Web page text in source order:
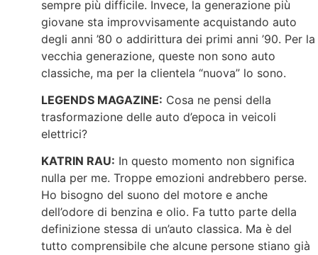
sempre più difficile. Invece, la generazione più
giovane sta improvvisamente acquistando auto
degli anni ’80 o addirittura dei primi anni ’90. Per la
vecchia generazione, queste non sono auto
classiche, ma per la clientela “nuova” lo sono.
LEGENDS MAGAZINE: Cosa ne pensi della
trasformazione delle auto d’epoca in veicoli
elettrici?
KATRIN RAU: In questo momento non significa
nulla per me. Troppe emozioni andrebbero perse.
Ho bisogno del suono del motore e anche
dell’odore di benzina e olio. Fa tutto parte della
definizione stessa di un’auto classica. Ma è del
tutto comprensibile che alcune persone stiano già